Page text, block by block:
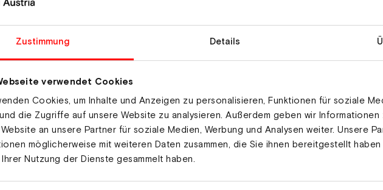
Zustimmung Details
verwendet Cookies
Cookies, um Inhalte und Anzeigen zu personalisieren, Funktionen für soziale
die Zugriffe auf unsere Website zu analysieren. Außerdem geben wir Informationen
an unsere Partner für soziale Medien, Werbung und Analysen weiter. Unsere
möglicherweise mit weiteren Daten zusammen, die Sie ihnen bereitgestellt
Ihrer Nutzung der Dienste gesammelt haben.
Gabriel
Arvid AUT
Oskar